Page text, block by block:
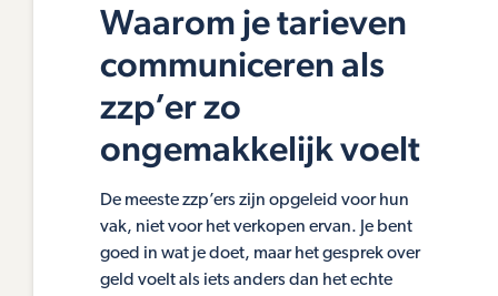
Waarom je tarieven
communiceren als
zzp’er zo
ongemakkelijk voelt
De meeste zzp’ers zijn opgeleid voor hun
vak, niet voor het verkopen ervan. Je bent
goed in wat je doet, maar het gesprek over
geld voelt als iets anders dan het echte